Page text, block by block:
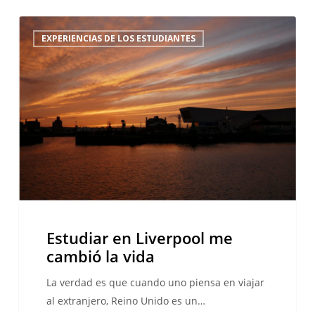
Estudiar
en
Liverpool
me
cambió
la
vida
EXPERIENCIAS DE LOS ESTUDIANTES
Estudiar en Liverpool me
cambió la vida
La verdad es que cuando uno piensa en viajar
al extranjero, Reino Unido es un…